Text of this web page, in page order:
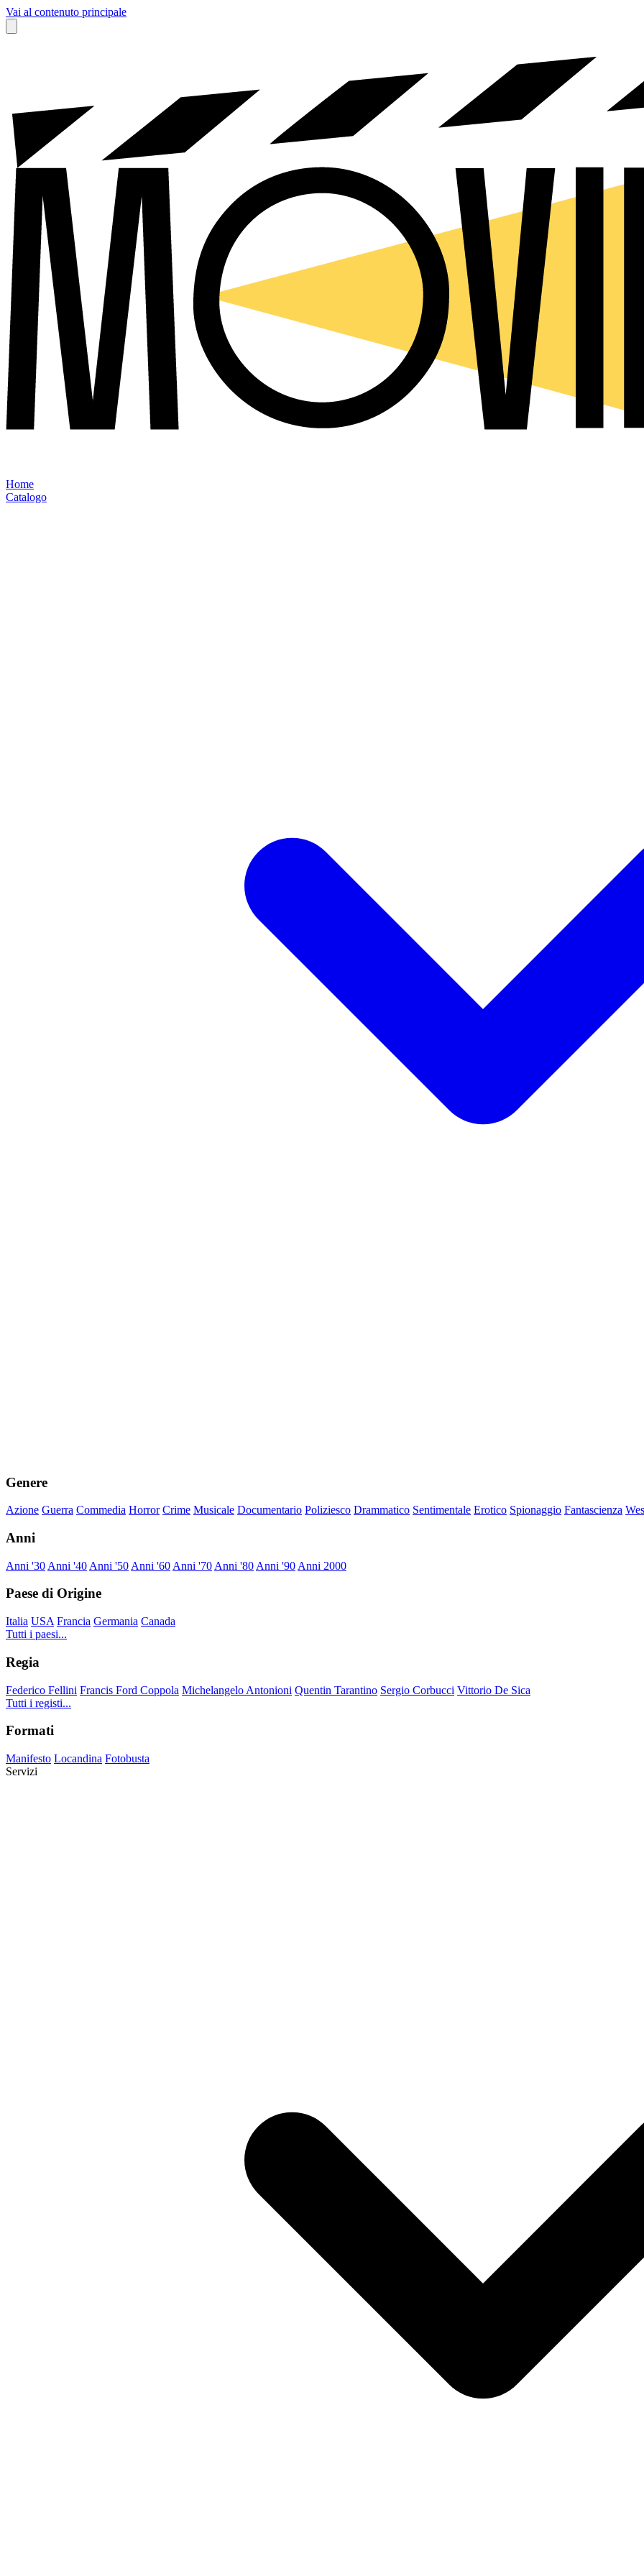
Vai al contenuto principale
Home
Catalogo
Genere
Azione Guerra Commedia Horror Crime Musicale Documentario Poliziesco Drammatico Sentimentale Erotico Spionaggio Fantascienza
Anni
Anni '30 Anni '40 Anni '50 Anni '60 Anni '70 Anni '80 Anni '90 Anni 2000
Paese di Origine
Italia USA Francia Germania Canada
Tutti i paesi...
Regia
Federico Fellini Francis Ford Coppola Michelangelo Antonioni Quentin Tarantino Sergio Corbucci Vittorio De Sica
Tutti i registi...
Formati
Manifesto Locandina Fotobusta
Servizi